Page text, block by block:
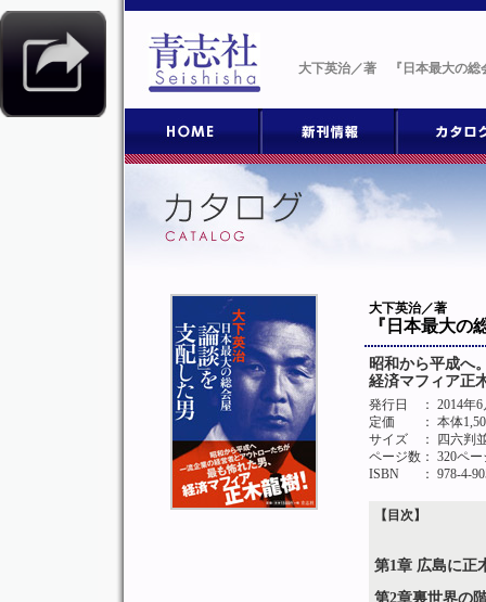
大下英治／著 『日本最大の総
大下英治／著
『日本最大の
昭和から平成へ
経済マフィア正
発行日
： 2014年
定価
： 本体
サイズ
： 四六判
ページ数： 320ペー
ISBN
： 978-4-
【目次】
第1章 広島に正
第2章裏世界の